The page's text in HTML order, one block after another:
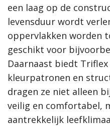
een laag op de
levensduur wordt
oppervlakken worden
geschikt voor
Daarnaast biedt
kleurpatronen en
dragen ze niet alleen
veilig en comfortabel,
aantrekkelijk